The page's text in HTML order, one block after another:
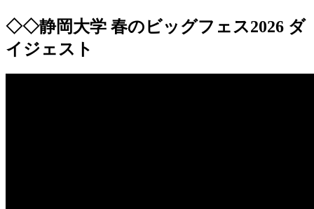
◇◇静岡大学 春のビッグフェス2026 ダ
イジェスト